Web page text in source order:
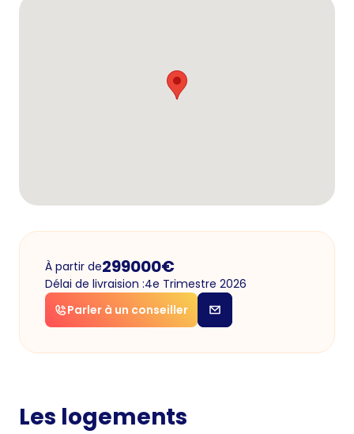
À partir de299000€
Délai de livraision :4e Trimestre 2026
Parler à un conseiller
Les logements